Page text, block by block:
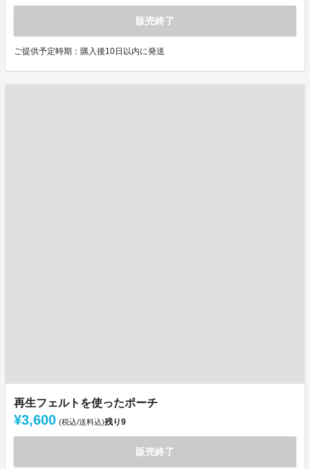
販売終了
ご提供予定時期：購入後10日以内に発送
再生フェルトを使ったポーチ
¥3,600 (税込/送料込)残り9
販売終了